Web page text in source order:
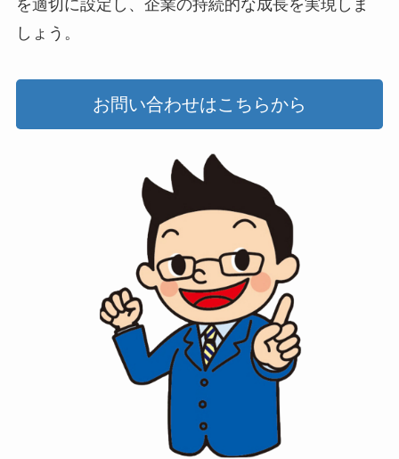
を適切に設定し、企業の持続的な成長を実現しま
しょう。
お問い合わせはこちらから